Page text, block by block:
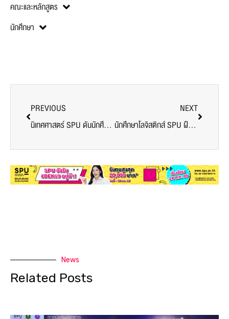
คณะและหลักสูตร
นักศึกษา
PREVIOUS
นิเทศศาสตร์ SPU ดันนักศึกษาชั้นปีที่ 1 ลุยสนามจริง Workshop ติวเข้มกับมืออาชีพ บนเวที “60 วิ เปลี่ยนโลกให้คูล”
NEXT
นักศึกษาโลจิสติกส์ SPU ฝึกงานจริงกับองค์กรระดับประเทศ พัฒนาทักษะสู่มืออาชีพผ่านสหกิจศึกษา CWIE
News
Related Posts